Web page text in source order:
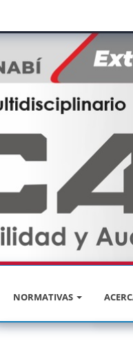
NORMATIVAS
Formatos EditorialesSobre